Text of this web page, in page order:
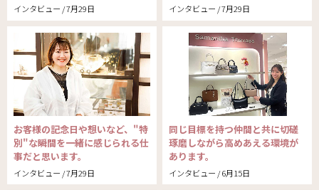
インタビュー / 7月29日 インタビュー / 7月29日
インタビュー / 7月29日
お客様の記念日や想いなど、"特
別"な瞬間を一緒に感じられる仕
事だと思います。
インタビュー / 6月15日
同じ目標を持つ仲間と共に切磋
琢磨しながら高めあえる環境が
あります。